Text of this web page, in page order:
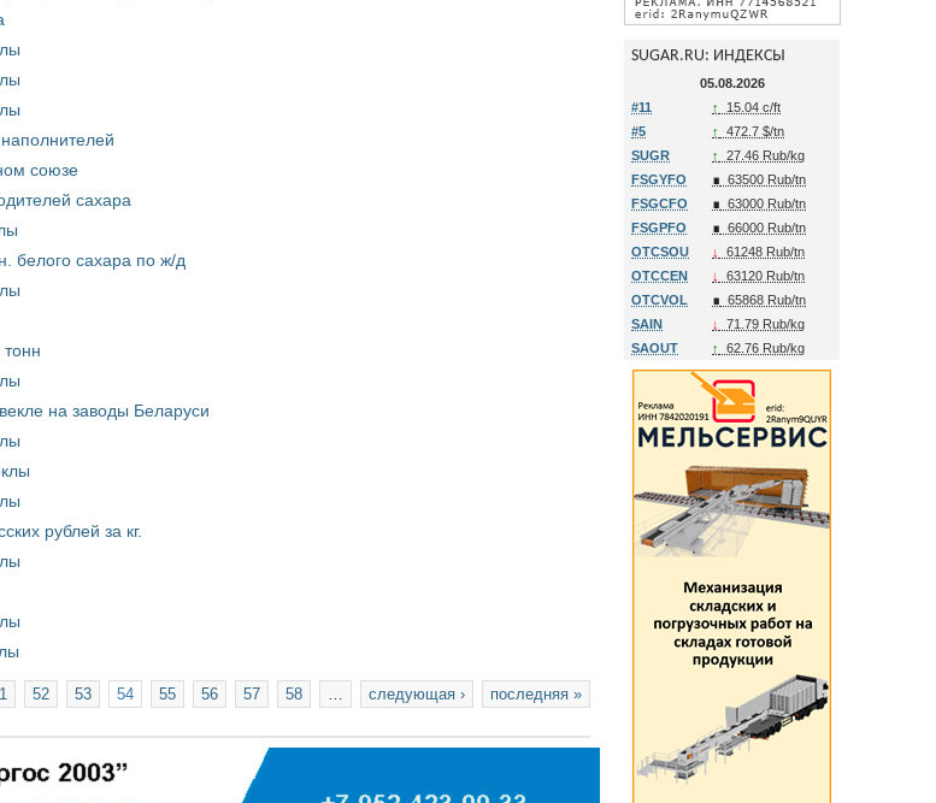
союзе
сахара
белого сахара по ж/д
на заводы Беларуси
рублей за кг.
52 53 54 55 56 57 58 следующая › последняя »
SUGAR.RU: ИНДЕКСЫ
05.08.2026
#11
↑
15.04 c/ft
#5
↑
472.7 $/tn
SUGR
↑
27.46 Rub/kg
FSGYFO
∎ 63500 Rub/tn
FSGCFO
∎ 63000 Rub/tn
FSGPFO
∎ 66000 Rub/tn
OTCSOU
↓
61248 Rub/tn
OTCCEN
↓
63120 Rub/tn
OTCVOL
∎ 65868 Rub/tn
SAIN
↓
71.79 Rub/kg
SAOUT
↑ 62.76 Rub/kg